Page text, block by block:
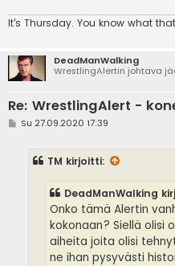
It's Thursday. You know what
DeadManWalking
WrestlingAlertin johtava
Re: WrestlingAlert -
VSu 27.09.2020 17:39
TM kirjoitti:
DeadManWalking
Onko tämä Alertin
kokonaan? Siellä olisi
aiheita joita olisi
ne ihan pysyvästi